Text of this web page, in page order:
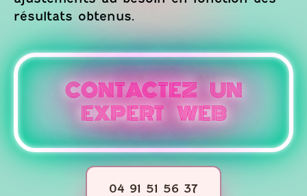
résultats obtenus.
CONTACTEZ UN
EXPERT WEB
04 91 51 56 37